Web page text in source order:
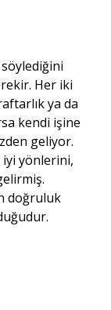
Her iki
ya da
kendi işine
geliyor.
yönlerini,
doğruluk